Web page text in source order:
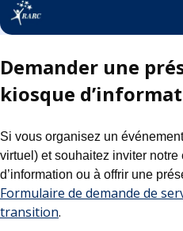
Demander une
kiosque
Si vous organisez un
virtuel) et souhaitez inviter
d’information ou à offrir une
Formulaire de demande de
transition.